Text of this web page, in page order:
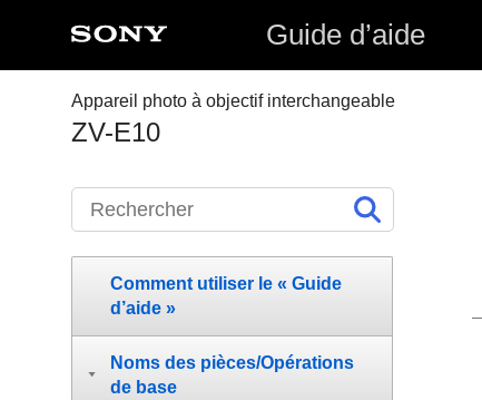
Guide d’aide
Appareil photo à objectif interchangeable
ZV-E10
Comment utiliser le « Guide
d’aide »
Noms des pièces/Opérations
de base